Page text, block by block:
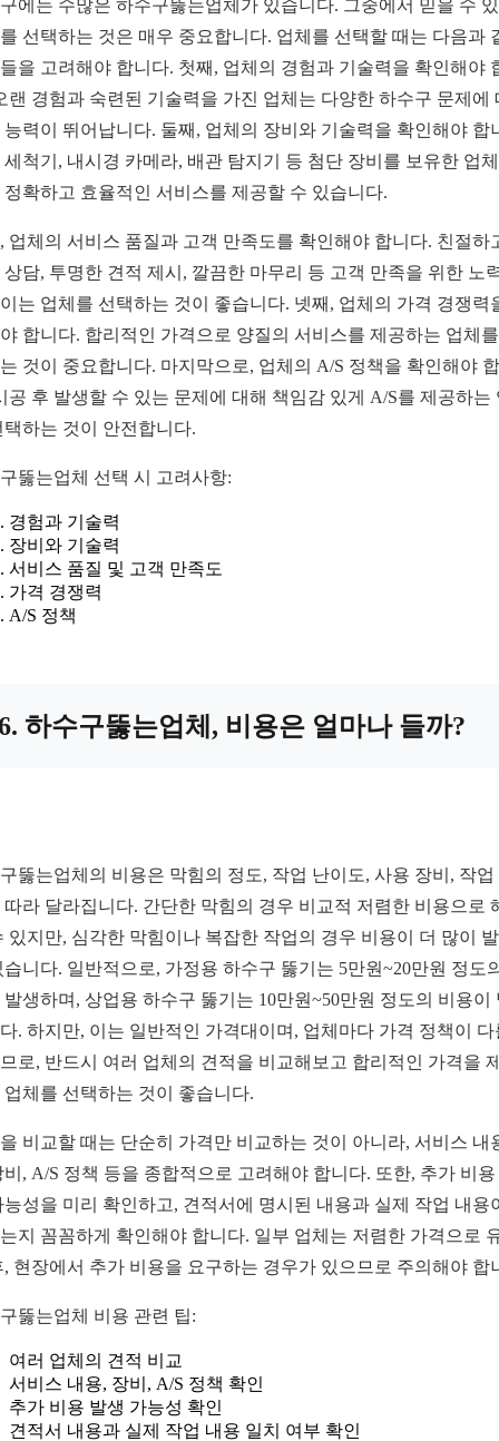
에는 수많은 하수구뚫는업체가 있습니다. 그중에서 믿을 수
선택하는 것은 매우 중요합니다. 업체를 선택할 때는 다음과
을 고려해야 합니다. 첫째, 업체의 경험과 기술력을 확인해야
랜 경험과 숙련된 기술력을 가진 업체는 다양한 하수구 문제에
능력이 뛰어납니다. 둘째, 업체의 장비와 기술력을 확인해야 합
세척기, 내시경 카메라, 배관 탐지기 등 첨단 장비를 보유한 업
정확하고 효율적인 서비스를 제공할 수 있습니다.
업체의 서비스 품질과 고객 만족도를 확인해야 합니다. 친절하
상담, 투명한 견적 제시, 깔끔한 마무리 등 고객 만족을 위한 노
는 업체를 선택하는 것이 좋습니다. 넷째, 업체의 가격 경쟁력
합니다. 합리적인 가격으로 양질의 서비스를 제공하는 업체
것이 중요합니다. 마지막으로, 업체의 A/S 정책을 확인해야
공 후 발생할 수 있는 문제에 대해 책임감 있게 A/S를 제공하는
택하는 것이 안전합니다.
뚫는업체 선택 시 고려사항:
경험과 기술력
장비와 기술력
서비스 품질 및 고객 만족도
가격 경쟁력
A/S 정책
하수구뚫는업체, 비용은 얼마나 들까?
뚫는업체의 비용은 막힘의 정도, 작업 난이도, 사용 장비, 작업
따라 달라집니다. 간단한 막힘의 경우 비교적 저렴한 비용으로
있지만, 심각한 막힘이나 복잡한 작업의 경우 비용이 더 많이
습니다. 일반적으로, 가정용 하수구 뚫기는 5만원~20만원 정도
발생하며, 상업용 하수구 뚫기는 10만원~50만원 정도의 비용이
. 하지만, 이는 일반적인 가격대이며, 업체마다 가격 정책이 다
로, 반드시 여러 업체의 견적을 비교해보고 합리적인 가격을
업체를 선택하는 것이 좋습니다.
비교할 때는 단순히 가격만 비교하는 것이 아니라, 서비스 내
비, A/S 정책 등을 종합적으로 고려해야 합니다. 또한, 추가 비용
능성을 미리 확인하고, 견적서에 명시된 내용과 실제 작업 내용
지 꼼꼼하게 확인해야 합니다. 일부 업체는 저렴한 가격으로
, 현장에서 추가 비용을 요구하는 경우가 있으므로 주의해야 합
뚫는업체 비용 관련 팁:
여러 업체의 견적 비교
서비스 내용, 장비, A/S 정책 확인
추가 비용 발생 가능성 확인
견적서 내용과 실제 작업 내용 일치 여부 확인